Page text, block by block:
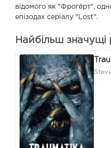
відомого як "Фрогёрт",
епізодах серіалу "Lost".
Найбільш